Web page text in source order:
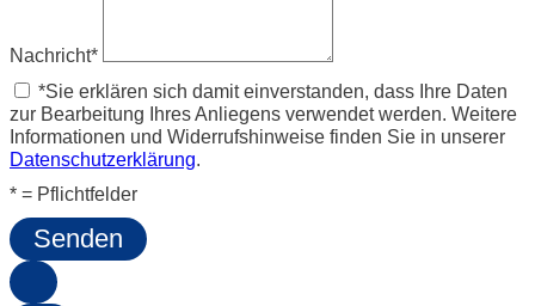
Nachricht*
*Sie erklären sich damit einverstanden, dass Ihre Daten
zur Bearbeitung Ihres Anliegens verwendet werden. Weitere
Informationen und Widerrufshinweise finden Sie in unserer
Datenschutzerklärung.
* = Pflichtfelder
Senden